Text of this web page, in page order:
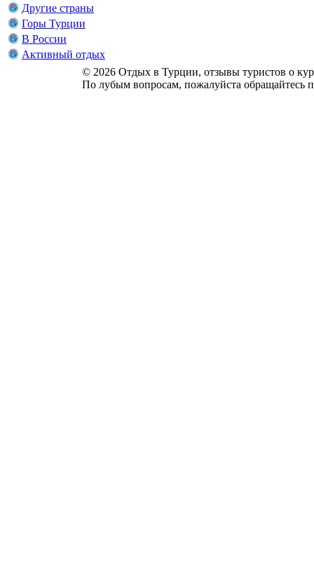
Другие страны
Горы Турции
В России
Активный отдых
© 2026 Отдых в Турции, отзывы туристов о
По лубым вопросам, пожалуйста обращайтесь